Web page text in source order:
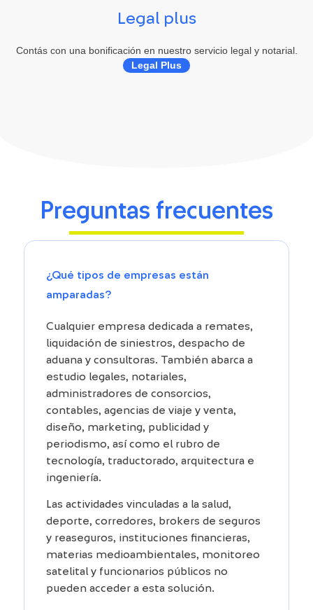
Legal plus
Contás con una bonificación en nuestro servicio legal y notarial.
Legal Plus
Preguntas frecuentes
¿Qué tipos de empresas están
amparadas?
Cualquier empresa dedicada a remates,
liquidación de siniestros, despacho de
aduana y consultoras. También abarca a
estudio legales, notariales,
administradores de consorcios,
contables, agencias de viaje y venta,
diseño, marketing, publicidad y
periodismo, así como el rubro de
tecnología, traductorado, arquitectura e
ingeniería.
Las actividades vinculadas a la salud,
deporte, corredores, brokers de seguros
y reaseguros, instituciones financieras,
materias medioambientales, monitoreo
satelital y funcionarios públicos no
pueden acceder a esta solución.